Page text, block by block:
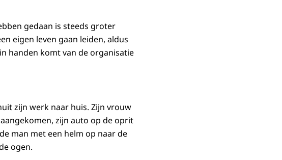
gedaan is steeds groter
eigen leven gaan leiden, aldus
handen komt van de organisatie
zijn werk naar huis. Zijn vrouw
zijn auto op de oprit
man met een helm op naar de
ogen.